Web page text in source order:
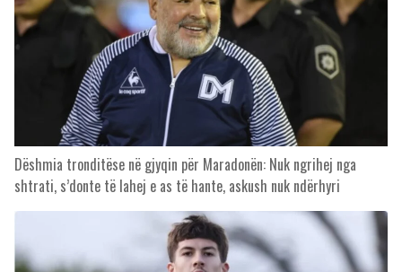
Dëshmia tronditëse në gjyqin për Maradonën: Nuk ngrihej nga
shtrati, s’donte të lahej e as të hante, askush nuk ndërhyri